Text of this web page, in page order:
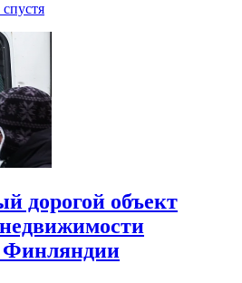
спустя
дорогой объект
Финляндии